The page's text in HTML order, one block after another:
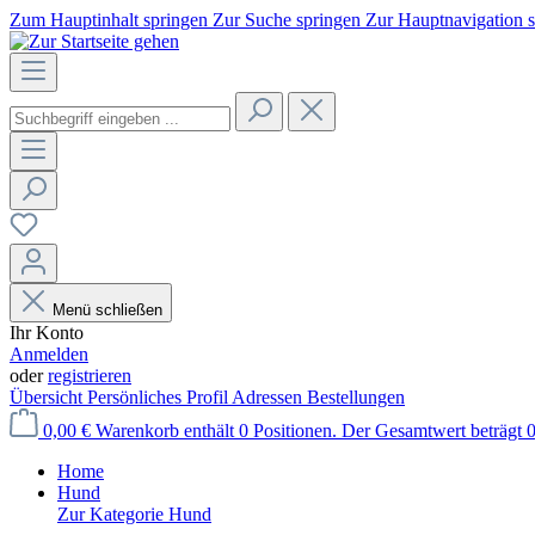
Zum Hauptinhalt springen Zur Suche springen Zur Hauptnavigation
Menü schließen
Ihr Konto
Anmelden
oderregistrieren
Übersicht Persönliches Profil Adressen Bestellungen
0,00 € Warenkorb enthält 0 Positionen. Der Gesamtwert beträgt
Home
Hund
Zur Kategorie Hund